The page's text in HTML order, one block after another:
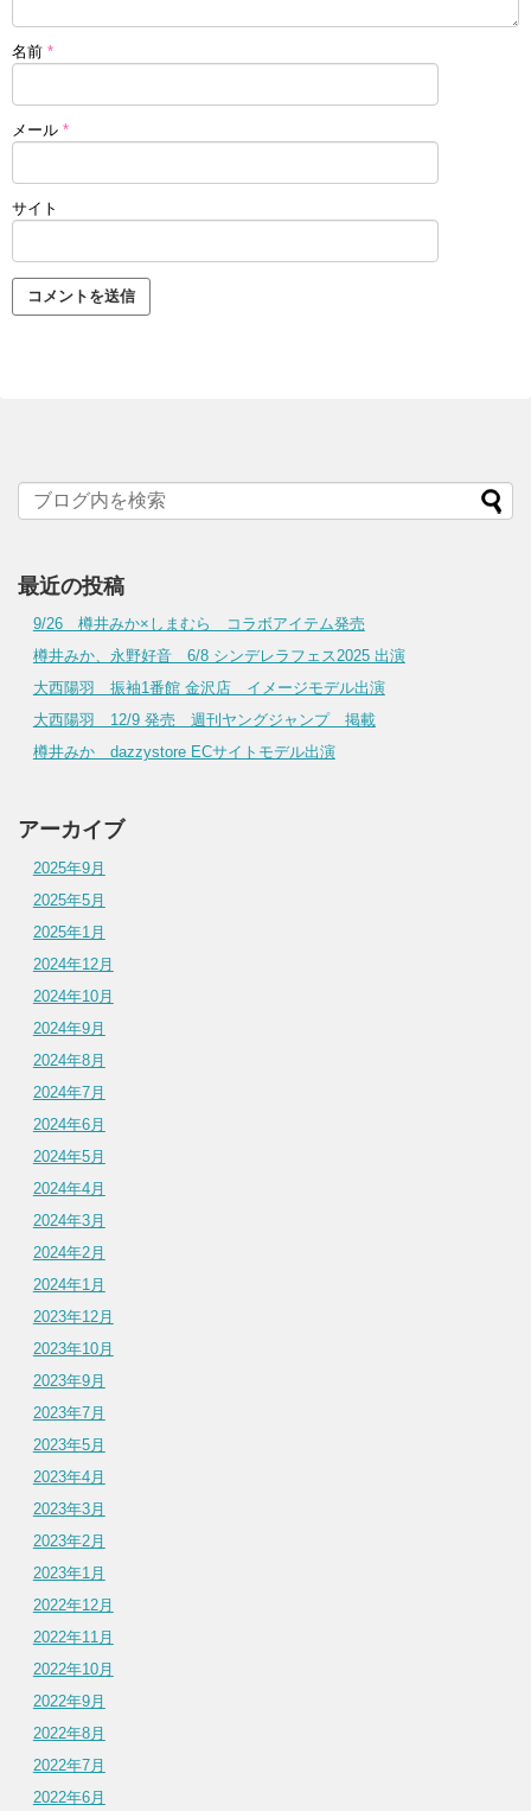
名前 *
メール *
サイト
最近の投稿
9/26 樽井みか×しまむら コラボアイテム発売
樽井みか、永野好音 6/8 シンデレラフェス2025 出演
大西陽羽 振袖1番館 金沢店 イメージモデル出演
大西陽羽 12/9 発売 週刊ヤングジャンプ 掲載
樽井みか dazzystore ECサイトモデル出演
アーカイブ
2025年9月
2025年5月
2025年1月
2024年12月
2024年10月
2024年9月
2024年8月
2024年7月
2024年6月
2024年5月
2024年4月
2024年3月
2024年2月
2024年1月
2023年12月
2023年10月
2023年9月
2023年7月
2023年5月
2023年4月
2023年3月
2023年2月
2023年1月
2022年12月
2022年11月
2022年10月
2022年9月
2022年8月
2022年7月
2022年6月